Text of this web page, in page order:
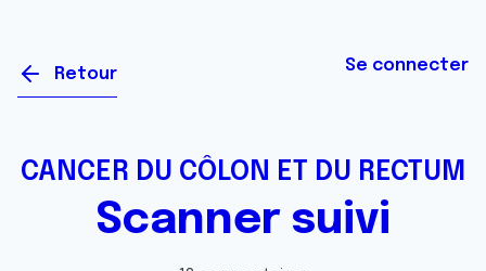
Retour Se connecter
CANCER DU CÔLON ET DU RECTUM
Scanner suivi